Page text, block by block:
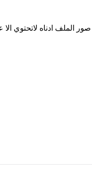
منهج كفايات جديد لعام 2019عدد اوراق هذا الملف 102من